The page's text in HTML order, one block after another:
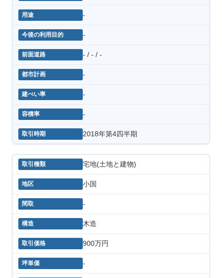
-
-
- / - / -
-
-
-
2018年第4四半期
宅地(土地と建物)
小国
-
木造
900万円
-